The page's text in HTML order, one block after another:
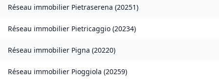
Réseau immobilier Pietraserena (20251)
Réseau immobilier Pietricaggio (20234)
Réseau immobilier Pigna (20220)
Réseau immobilier Pioggiola (20259)